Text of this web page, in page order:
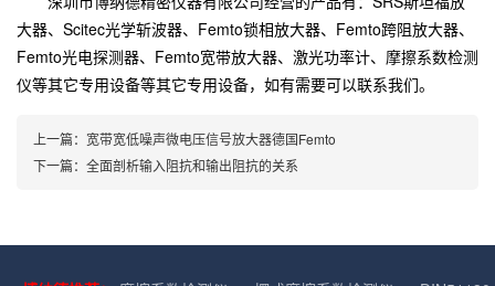
大器、Scitec光学斩波器、Femto锁相放大器、Femto跨阻放大器、
Femto光电探测器、Femto宽带放大器、激光功率计、摩擦系数检测
仪等其它专用设备等其它专用设备，如有需要可以联系我们。
上一篇：宽带宽低噪声微电压信号放大器德国Femto
下一篇：全面剖析输入阻抗和输出阻抗的关系